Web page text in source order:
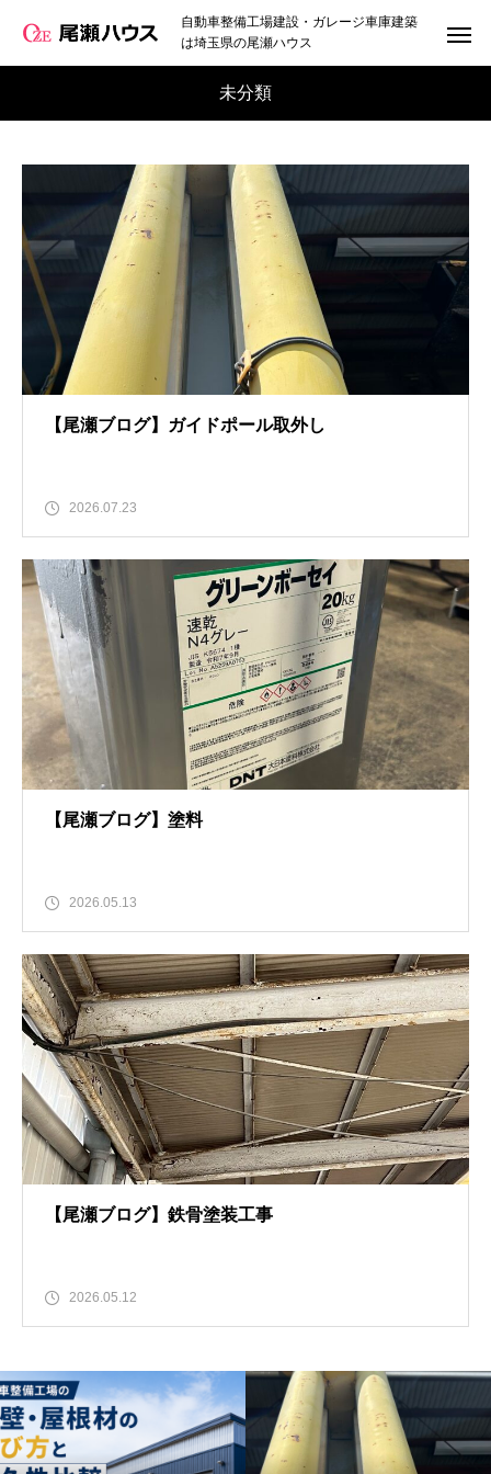
自動車整備工場建設・ガレージ車庫建築
は埼玉県の尾瀬ハウス
未分類
【尾瀬ブログ】ガイドポール取外し
2026.07.23
【尾瀬ブログ】塗料
2026.05.13
【尾瀬ブログ】鉄骨塗装工事
2026.05.12